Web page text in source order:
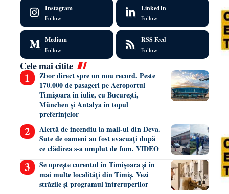
Instagram
Follow
LinkedIn
Follow
Medium
Follow
RSS Feed
Follow
Cele mai citite
Zbor direct spre un nou record. Peste
170.000 de pasageri pe Aeroportul
Timișoara în iulie, cu București,
München și Antalya în topul
preferințelor
Alertă de incendiu la mall-ul din Deva.
Sute de oameni au fost evacuați după
ce clădirea s-a umplut de fum. VIDEO
Se oprește curentul în Timișoara și în
mai multe localități din Timiș. Vezi
străzile și programul întreruperilor